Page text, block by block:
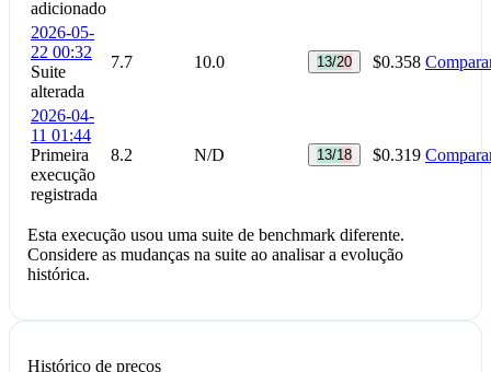
adicionado
2026-05-
22 00:32
Suite
alterada
7.7 10.0 13/20 $0.358
2026-04-
11 01:44
Primeira
execução
registrada
8.2 N/D 13/18 $0.319
Esta execução usou uma suite de benchmark diferente.
Considere as mudanças na suite ao analisar a evolução
histórica.
Histórico de preços